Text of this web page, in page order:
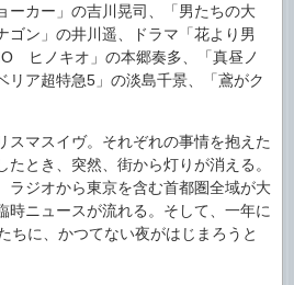
ーカー」の吉川晃司、「男たちの大
ゴン」の井川遥、ドラマ「花より男
ヒノキオ」の本郷奏多、「真昼ノ
リア超特急5」の淡島千景、「鳶がク
スマスイヴ。それぞれの事情を抱えた
たとき、突然、街から灯りが消える。
ラジオから東京を含む首都圏全域が大
時ニュースが流れる。そして、一年に
ちに、かつてない夜がはじまろうと